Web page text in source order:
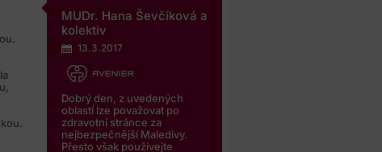
MUDr. Hana Ševčíková a
kolektiv
13.3.2017
Dobrý den, z uvedených
oblastí lze považovat po
zdravotní stránce za
nejbezpečnější Maledivy.
Přesto však používejte